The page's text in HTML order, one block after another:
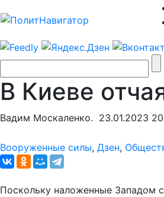
В Киеве
Вадим Москаленко. 23.01.2023
Вооруженные силы, Дзен,
Поскольку наложенные Западом